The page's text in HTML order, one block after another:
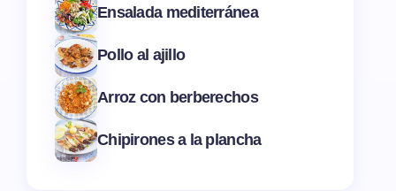
Ensalada mediterránea
Pollo al ajillo
Arroz con berberechos
Chipirones a la plancha